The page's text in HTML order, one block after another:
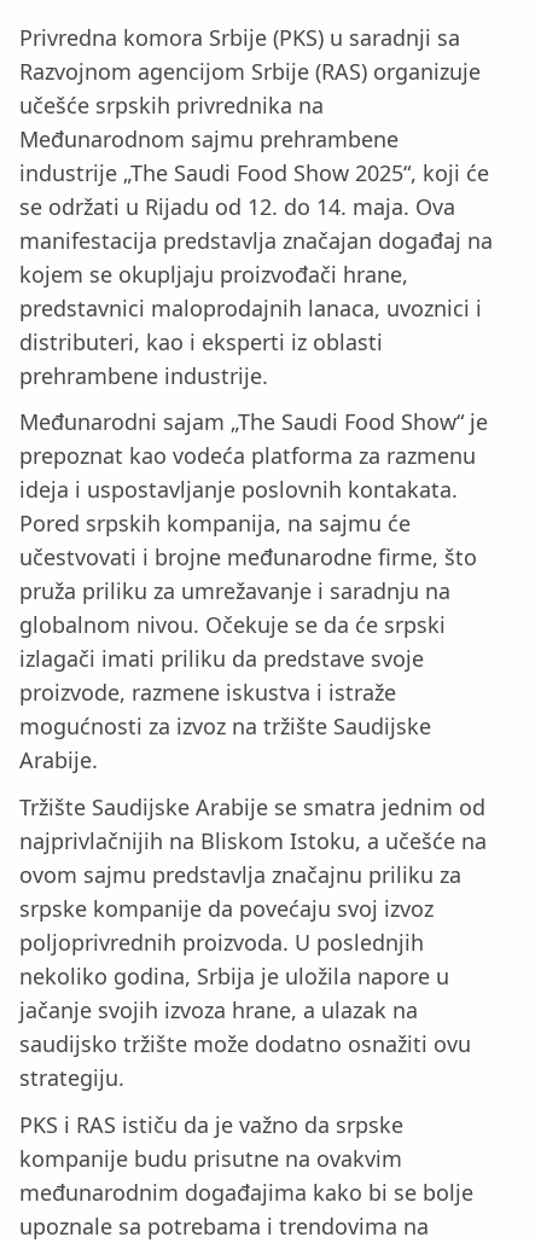
Privredna komora Srbije (PKS) u saradnji sa
Razvojnom agencijom Srbije (RAS) organizuje
učešće srpskih privrednika na
Međunarodnom sajmu prehrambene
industrije „The Saudi Food Show 2025“, koji će
se održati u Rijadu od 12. do 14. maja. Ova
manifestacija predstavlja značajan događaj na
kojem se okupljaju proizvođači hrane,
predstavnici maloprodajnih lanaca, uvoznici i
distributeri, kao i eksperti iz oblasti
prehrambene industrije.
Međunarodni sajam „The Saudi Food Show“ je
prepoznat kao vodeća platforma za razmenu
ideja i uspostavljanje poslovnih kontakata.
Pored srpskih kompanija, na sajmu će
učestvovati i brojne međunarodne firme, što
pruža priliku za umrežavanje i saradnju na
globalnom nivou. Očekuje se da će srpski
izlagači imati priliku da predstave svoje
proizvode, razmene iskustva i istraže
mogućnosti za izvoz na tržište Saudijske
Arabije.
Tržište Saudijske Arabije se smatra jednim od
najprivlačnijih na Bliskom Istoku, a učešće na
ovom sajmu predstavlja značajnu priliku za
srpske kompanije da povećaju svoj izvoz
poljoprivrednih proizvoda. U poslednjih
nekoliko godina, Srbija je uložila napore u
jačanje svojih izvoza hrane, a ulazak na
saudijsko tržište može dodatno osnažiti ovu
strategiju.
PKS i RAS ističu da je važno da srpske
kompanije budu prisutne na ovakvim
međunarodnim događajima kako bi se bolje
upoznale sa potrebama i trendovima na